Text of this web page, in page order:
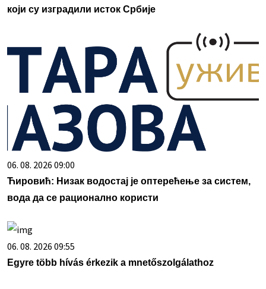
који су изградили исток Србије
06. 08. 2026 09:00
Ћировић: Низак водостај је оптерећење за систем,
вода да се рационално користи
06. 08. 2026 09:55
Egyre több hívás érkezik a mnetőszolgálathoz